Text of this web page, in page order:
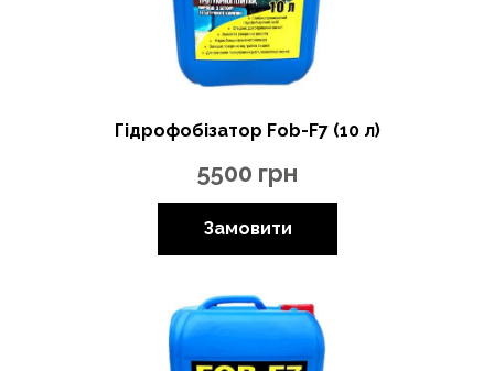
Гідрофобізатор Fob-F7 (10 л)
5500 грн
Замовити